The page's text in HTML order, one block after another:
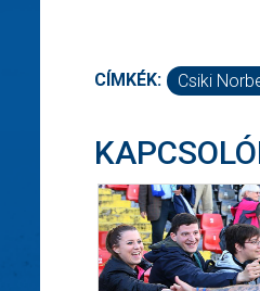
CÍMKÉK: Csiki